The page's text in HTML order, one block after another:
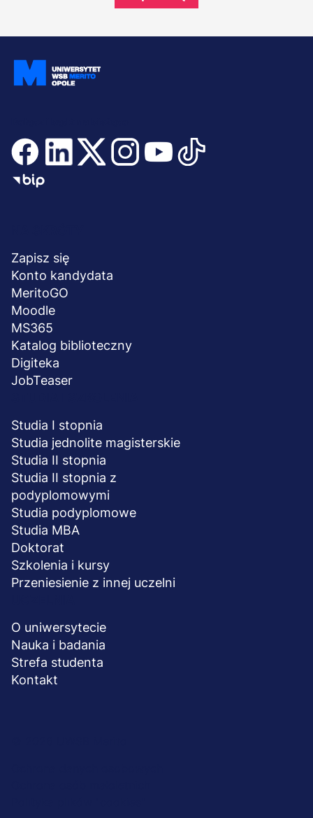
stopka
Zapisz się
Konto kandydata
MeritoGO
Moodle
MS365
Katalog biblioteczny
Digiteka
JobTeaser
Studia I stopnia
Studia jednolite magisterskie
Studia II stopnia
Studia II stopnia z
podyplomowymi
Studia podyplomowe
Studia MBA
Doktorat
Szkolenia i kursy
Przeniesienie z innej uczelni
O uniwersytecie
Nauka i badania
Strefa studenta
Kontakt